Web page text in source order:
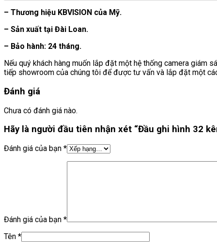
– Thương hiệu KBVISION của Mỹ.
– Sản xuất tại Đài Loan.
– Bảo hành: 24 tháng.
Nếu quý khách hàng muốn lắp đặt một hệ thống camera giám
tiếp showroom của chúng tôi để được tư vấn và lắp đặt một
Đánh giá
Chưa có đánh giá nào.
Hãy là người đầu tiên nhận xét “Đầu ghi hình 32
Đánh giá của bạn *
Đánh giá của bạn *
Tên *